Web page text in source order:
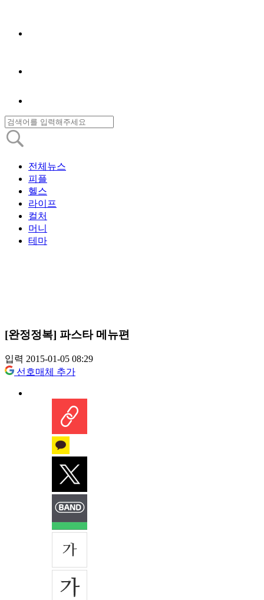
전체뉴스
피플
헬스
라이프
컬처
머니
테마
[완정정복] 파스타 메뉴편
입력 2015-01-05 08:29
선호매체 추가